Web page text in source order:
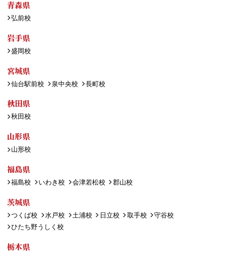
青森県
弘前校
岩手県
盛岡校
宮城県
仙台駅前校 泉中央校 長町校
秋田県
秋田校
山形県
山形校
福島県
福島校 いわき校 会津若松校 郡山校
茨城県
つくば校 水戸校 土浦校 日立校 取手校
守谷校
ひたち野うしく校
栃木県